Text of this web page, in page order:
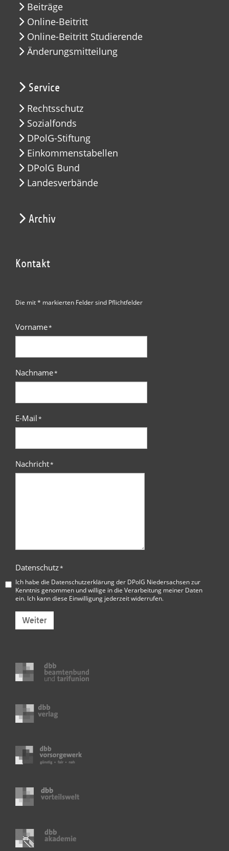
Beiträge
Online-Beitritt
Online-Beitritt Studierende
Änderungsmitteilung
Service
Rechtsschutz
Sozialfonds
DPolG-Stiftung
Einkommenstabellen
DPolG Bund
Landesverbände
Archiv
Kontakt
Die mit * markierten Felder sind Pflichtfelder
Vorname*
Nachname*
E-Mail*
Nachricht*
Datenschutz*
Ich habe die Datenschutzerklärung der DPolG Niedersachsenzur
Kenntnis genommen und willige in die Verarbeitung meiner Daten
ein. Ich kann diese Einwilligung jederzeit widerrufen.
Weiter